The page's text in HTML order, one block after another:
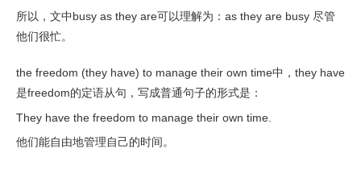
所以，文中busy as they are可以理解为：as they are busy 尽管
他们很忙。
the freedom (they have) to manage their own time中，they have
是freedom的定语从句，写成普通句子的形式是：
They have the freedom to manage their own time.
他们能自由地管理自己的时间。